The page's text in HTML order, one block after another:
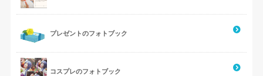
プレゼントのフォトブック
コスプレのフォトブック